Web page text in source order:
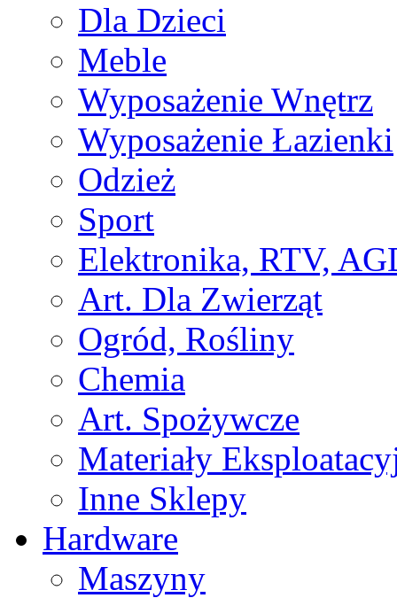
Dla Dzieci
Meble
Wyposażenie Wnętrz
Wyposażenie Łazienki
Odzież
Sport
Elektronika, RTV,
Art. Dla Zwierząt
Ogród, Rośliny
Chemia
Art. Spożywcze
Materiały
Inne Sklepy
Hardware
Maszyny